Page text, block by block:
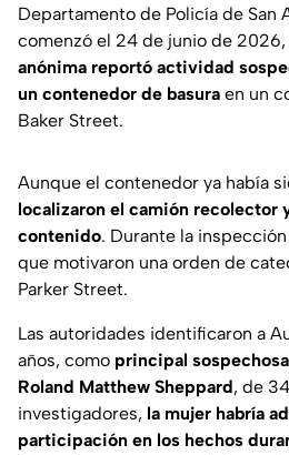
Departamento de Policía de San
comenzó el 24 de junio de
anónima reportó actividad
un contenedor de basura en un
Baker Street.
Aunque el contenedor ya había
localizaron el camión recolector
contenido. Durante la
que motivaron una orden de
Parker Street.
Las autoridades identificaron a
años, como principal
Roland Matthew Sheppard, de
investigadores, la mujer habría
participación en los hechos